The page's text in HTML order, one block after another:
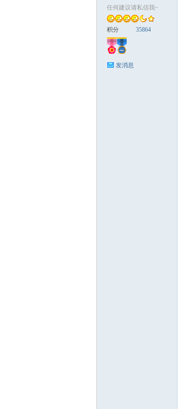
任何建议请私信我~
积分 35864
发消息